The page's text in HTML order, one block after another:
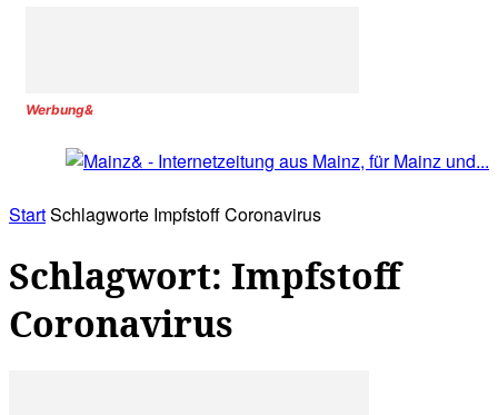
Werbung&
StartSchlagworte Impfstoff Coronavirus
Schlagwort: Impfstoff
Coronavirus